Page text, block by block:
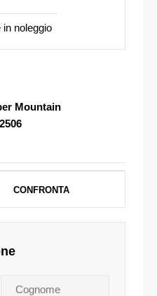
in noleggio
Mountain
CONFRONTA